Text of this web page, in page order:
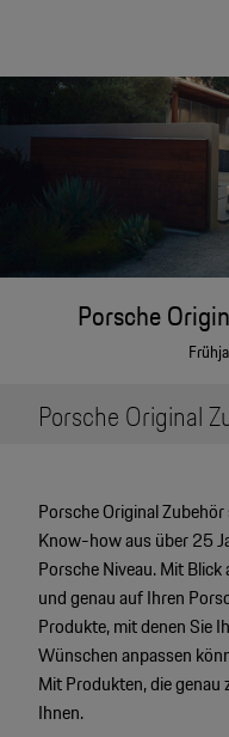
Fahrzeug konfigurieren
718
Taycan
Panamera
Motorsport & Events
Service & Zubehör
Wir über uns
Newsletter
Zubehör
Driver's Selection Online-Shop
My Porsche
Porsche Connect
Newsletter abonnieren
YouTube Channel
Porsche Gebrauchtwagen
Porsche
Porsche Original
Know-how aus über 25
Porsche Niveau. Mit
und genau auf Ihren
Produkte, mit denen Sie
Wünschen anpassen
Mit Produkten, die genau
Ihnen.